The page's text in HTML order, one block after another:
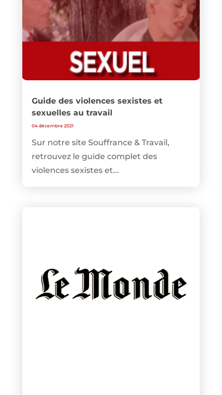
Guide des violences sexistes et
sexuelles au travail
04 décembre 2021
Sur notre site Souffrance & Travail,
retrouvez le guide complet des
violences sexistes et...